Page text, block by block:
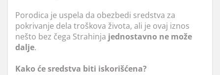
Porodica je uspela da obezbedi sredstva za
pokrivanje dela troškova života, ali je ovaj iznos
nešto bez čega Strahinja jednostavno ne može
dalje.
Kako će sredstva biti iskorišćena?